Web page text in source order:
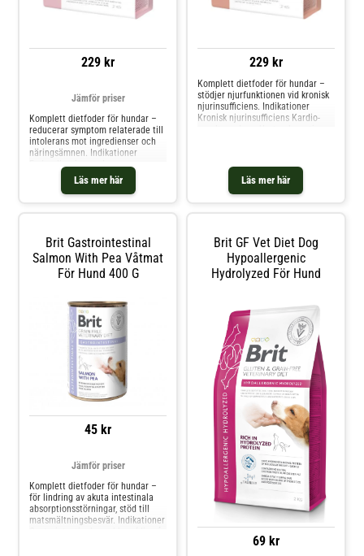
229 kr
Läs mer här
Jämför priser
Komplett dietfoder för hundar –
reducerar symptom relaterade till
intolerans mot ingredienser och
näringsämnen. Indikationer
dermatologiska eller
gastrointestinala symptom
Foderintolerans Otitis externa,
229 kr
Läs mer här
Komplett dietfoder för hundar –
stödjer njurfunktionen vid kronisk
njurinsufficiens. Indikationer
Kronisk njurinsufficiens Kardio-
NJURSVIKT: De flesta hundar med
kronisk njursvikt li
Brit Gastrointestinal
Salmon With Pea Våtmat
För Hund 400 G
45 kr
Jämför priser
Komplett dietfoder för hundar –
för lindring av akuta intestinala
absorptionsstörningar, stöd till
matsmältningsbesvär. Indikationer
Brit GF Vet Diet Dog
Hypoallergenic
Hydrolyzed För Hund
69 kr